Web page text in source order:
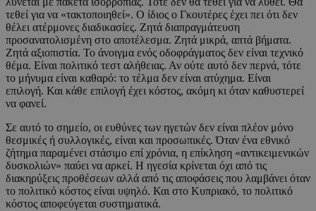
τεθεί για να «τακτοποιηθεί». Ο ίδιος ο Γκουτέρες έχει πει ότι δεν
θέλει ατέρμονες διαδικασίες. Ζητά διαπραγμάτευση
προσανατολισμένη στο αποτέλεσμα. Ζητά μικρά, απτά βήματα.
Ζητά αξιοπιστία. Το άνοιγμα ενός οδοφράγματος δεν είναι τεχνικό
θέμα. Είναι πολιτικό τεστ αλήθειας. Αν ούτε αυτό δεν περνά, τότε
το μήνυμα είναι καθαρό: το τέλμα δεν είναι ατύχημα. Είναι
επιλογή. Και κάθε επιλογή έχει κόστος, ακόμη κι όταν καθυστερεί
να φανεί.
Σε αυτό το σημείο, οι ευθύνες των ηγετών δεν είναι πλέον μόνο
θεσμικές ή συλλογικές, είναι και προσωπικές. Όταν ένα εθνικό
ζήτημα παραμένει στάσιμο επί χρόνια, η επίκληση «αντικειμενικών
δυσκολιών» παύει να αρκεί. Η ηγεσία κρίνεται όχι από τις
διακηρύξεις προθέσεων αλλά από τις αποφάσεις που λαμβάνει όταν
το πολιτικό κόστος είναι υψηλό. Και στο Κυπριακό, το πολιτικό
κόστος αποφεύγεται συστηματικά.